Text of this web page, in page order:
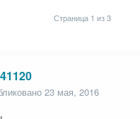
Страница 1 из 3
23 мая, 2016